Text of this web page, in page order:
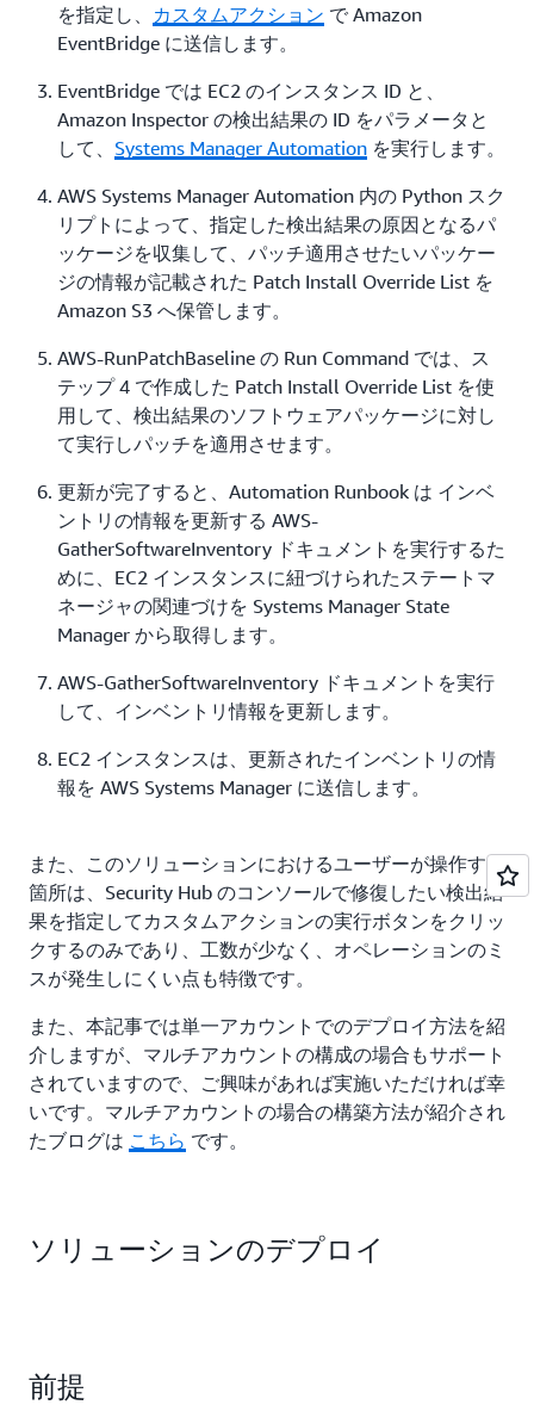
を指定し、 カスタムアクション で Amazon
EventBridge に送信します。
EventBridge では EC2 のインスタンス ID と、
Amazon Inspector の検出結果の ID をパラメータと
して、 Systems Manager Automation を実行します。
AWS Systems Manager Automation 内の Python スク
リプトによって、指定した検出結果の原因となるパ
ッケージを収集して、パッチ適用させたいパッケー
ジの情報が記載された Patch Install Override List を
Amazon S3 へ保管します。
AWS-RunPatchBaseline の Run Command では、ス
テップ 4 で作成した Patch Install Override List を使
用して、検出結果のソフトウェアパッケージに対し
て実行しパッチを適用させます。
更新が完了すると、Automation Runbook は インベ
ントリの情報を更新する AWS-
GatherSoftwareInventory ドキュメントを実行するた
めに、EC2 インスタンスに紐づけられたステートマ
ネージャの関連づけを Systems Manager State
Manager から取得します。
AWS-GatherSoftwareInventory ドキュメントを実行
して、インベントリ情報を更新します。
EC2 インスタンスは、更新されたインベントリの情
報を AWS Systems Manager に送信します。
また、このソリューションにおけるユーザーが操作する
箇所は、Security Hub のコンソールで修復したい検出結
果を指定してカスタムアクションの実行ボタンをクリッ
クするのみであり、工数が少なく、オペレーションのミ
スが発生しにくい点も特徴です。
また、本記事では単一アカウントでのデプロイ方法を紹
介しますが、マルチアカウントの構成の場合もサポート
されていますので、ご興味があれば実施いただければ幸
いです。マルチアカウントの場合の構築方法が紹介され
たブログは こちら です。
ソリューションのデプロイ
前提